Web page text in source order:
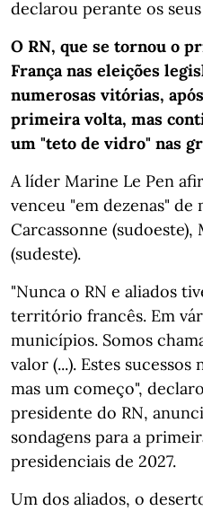
declarou perante os
O RN, que se tornou o
França nas eleições
numerosas vitórias,
primeira volta, mas
um "teto de vidro" nas
A líder Marine Le Pen
venceu "em dezenas"
Carcassonne (sudoeste),
(sudeste).
"Nunca o RN e aliados
território francês. Em
municípios. Somos
valor (...). Estes
mas um começo",
presidente do RN,
sondagens para a
presidenciais de 2027.
Um dos aliados, o